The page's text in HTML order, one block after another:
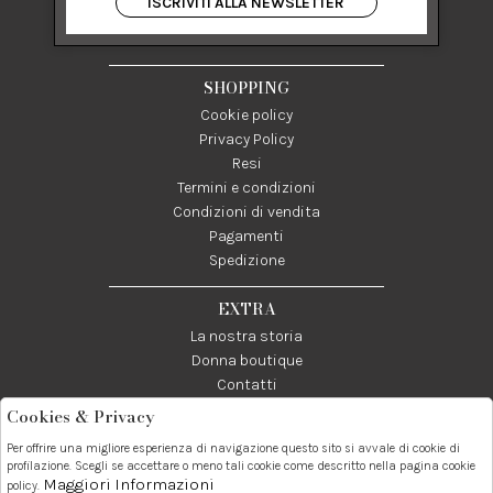
84122 Salerno Italia
P IVA 03024950655
SHOPPING
Cookie policy
Privacy Policy
Resi
Termini e condizioni
Condizioni di vendita
Pagamenti
Spedizione
EXTRA
La nostra storia
Donna boutique
Contatti
Telefono:
089237858
Whatsapp:
3338855601
Contatti:
info@donna1981.it
Cookies & Privacy
Per offrire una migliore esperienza di navigazione questo sito si avvale di cookie di
profilazione. Scegli se accettare o meno tali cookie come descritto nella pagina cookie
policy. Maggiori Informazioni